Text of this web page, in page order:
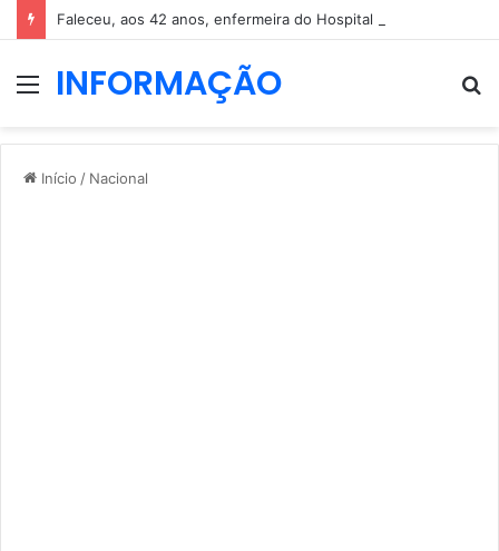
MenuINFORMAÇÃO
Início / Nacional